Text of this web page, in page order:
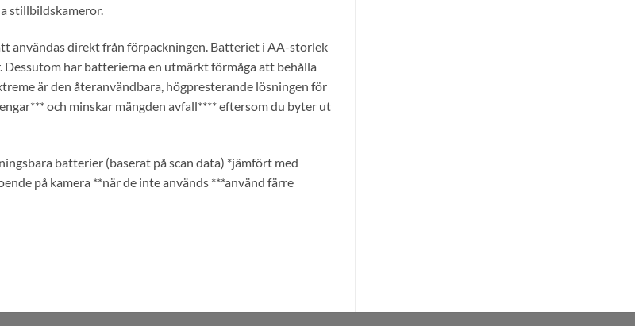
stillbildskameror.
användas direkt från förpackningen. Batteriet i AA-storlek
har batterierna en utmärkt förmåga att behålla
är den återanvändbara, högpresterande lösningen för
och minskar mängden avfall**** eftersom du byter ut
batterier (baserat på scan data) *jämfört med
på kamera **när de inte används ***använd färre